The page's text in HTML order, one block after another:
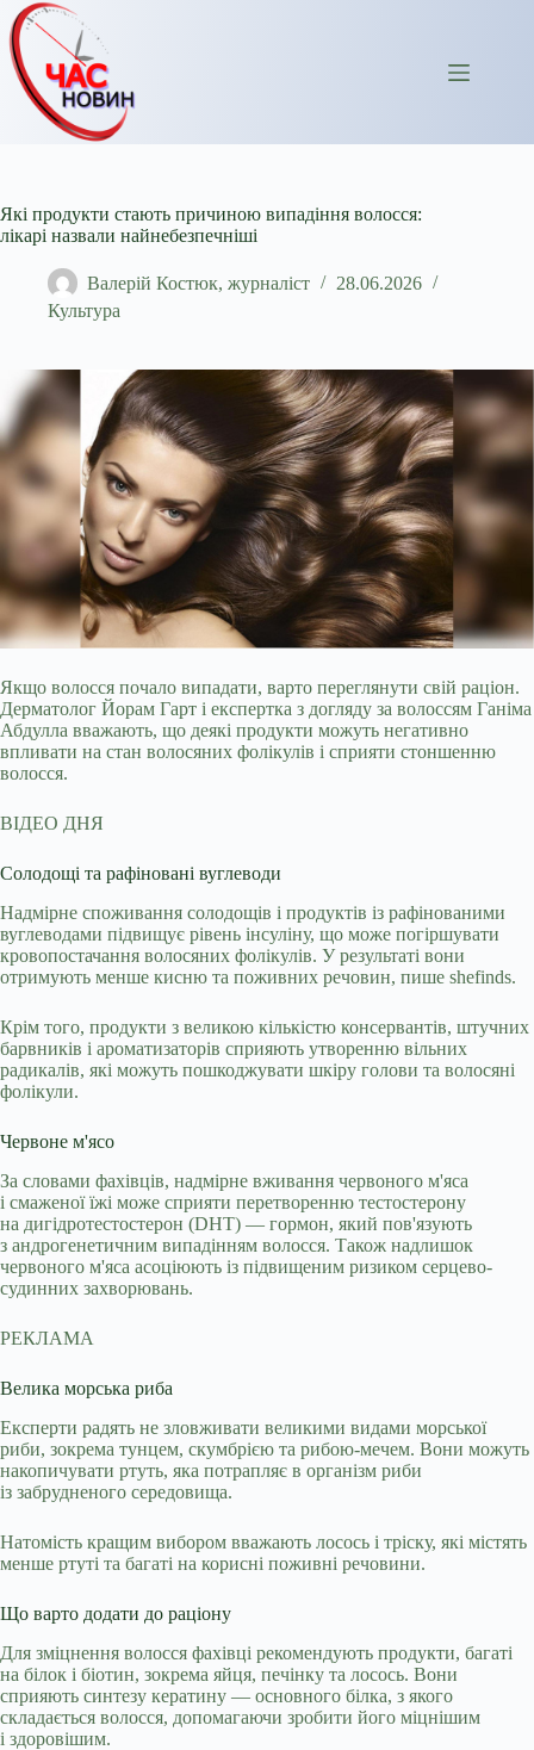
Перейти
до
вмісту
Які продукти стають причиною випадіння волосся:
лікарі назвали найнебезпечніші
Валерій Костюк, журналіст
28.06.2026
Культура
Якщо волосся почало випадати, варто переглянути свій раціон.
Дерматолог Йорам Гарт і експертка з догляду за волоссям Ганіма
Абдулла вважають, що деякі продукти можуть негативно
впливати на стан волосяних фолікулів і сприяти стоншенню
волосся.
ВІДЕО ДНЯ
Солодощі та рафіновані вуглеводи
Надмірне споживання солодощів і продуктів із рафінованими
вуглеводами підвищує рівень інсуліну, що може погіршувати
кровопостачання волосяних фолікулів. У результаті вони
отримують менше кисню та поживних речовин, пише shefinds.
Крім того, продукти з великою кількістю консервантів, штучних
барвників і ароматизаторів сприяють утворенню вільних
радикалів, які можуть пошкоджувати шкіру голови та волосяні
фолікули.
Червоне м'ясо
За словами фахівців, надмірне вживання червоного м'яса
і смаженої їжі може сприяти перетворенню тестостерону
на дигідротестостерон (DHT) — гормон, який пов'язують
з андрогенетичним випадінням волосся. Також надлишок
червоного м'яса асоціюють із підвищеним ризиком серцево-
судинних захворювань.
РЕКЛАМА
Велика морська риба
Експерти радять не зловживати великими видами морської
риби, зокрема тунцем, скумбрією та рибою-мечем. Вони можуть
накопичувати ртуть, яка потрапляє в організм риби
із забрудненого середовища.
Натомість кращим вибором вважають лосось і тріску, які містять
менше ртуті та багаті на корисні поживні речовини.
Що варто додати до раціону
Для зміцнення волосся фахівці рекомендують продукти, багаті
на білок і біотин, зокрема яйця, печінку та лосось. Вони
сприяють синтезу кератину — основного білка, з якого
складається волосся, допомагаючи зробити його міцнішим
і здоровішим.